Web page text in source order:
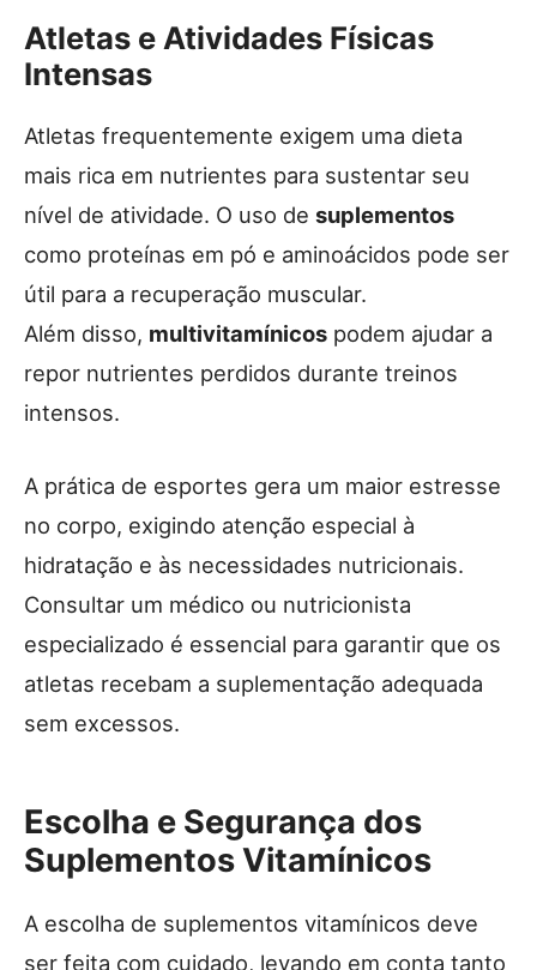
Atletas e Atividades Físicas
Intensas
Atletas frequentemente exigem uma dieta
mais rica em nutrientes para sustentar seu
nível de atividade. O uso de suplementos
como proteínas em pó e aminoácidos pode ser
útil para a recuperação muscular.
Além disso, multivitamínicos podem ajudar a
repor nutrientes perdidos durante treinos
intensos.
A prática de esportes gera um maior estresse
no corpo, exigindo atenção especial à
hidratação e às necessidades nutricionais.
Consultar um médico ou nutricionista
especializado é essencial para garantir que os
atletas recebam a suplementação adequada
sem excessos.
Escolha e Segurança dos
Suplementos Vitamínicos
A escolha de suplementos vitamínicos deve
ser feita com cuidado, levando em conta tanto